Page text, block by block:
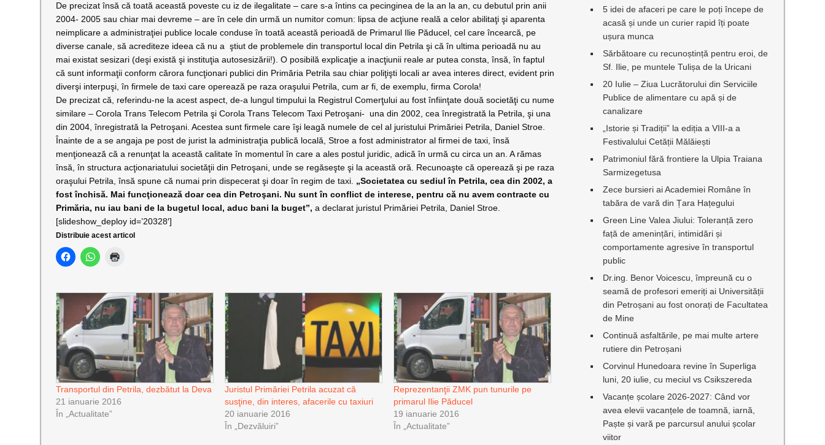
De precizat însă că toată această poveste cu iz de ilegalitate – care s-a întins ca pecinginea de la an la an, cu debutul prin anii
2004- 2005 sau chiar mai devreme – are în cele din urmă un numitor comun: lipsa de acţiune reală a celor abilitaţi şi aparenta
neimplicare a administraţiei publice locale conduse în toată această perioadă de Primarul Ilie Păducel, cel careîncearcă, pe
diverse canale, să acrediteze ideea că nu a ştiut de problemele din transportul local din Petrila şi că în ultima perioadă nu au
mai existat sesizari (deşi există şi instituţia autosesizării!). O posibilă explicaţie a inacţiunii reale ar putea consta, însă, în faptul
că sunt informaţii conform cărora funcţionari publici din Primăria Petrila sau chiar poliţişti locali ar avea interes direct, evident prin
diverşi interpuşi, în firmele de taxi care operează pe raza oraşului Petrila, cum ar fi, de exemplu, firma Corola!
De precizat că, referindu-ne la acest aspect, de-a lungul timpului la Registrul Comerţului au fost înfiinţate două societăţi cu nume
similare – Corola Trans Telecom Petrila şi Corola Trans Telecom Taxi Petroşani-
una din 2002, cea înregistrată la Petrila, şi una
din 2004, înregistrată la Petroşani. Acestea sunt firmele care îşi leagă numele de cel al juristului Primăriei Petrila, Daniel Stroe.
Înainte de a se angaja pe post de jurist la administraţia publică locală, Stroe a fost administrator al firmei de taxi, însă
menţionează că a renunţat la această calitate în momentul în care a ales postul juridic, adică în urmă cu circa un an. A rămas
însă, în structura acţionariatului societăţii din Petroşani, unde se regăseşte şi la această oră. Recunoaşte că operează şi pe raza
oraşului Petrila, însă spune că numai prin dispecerat şi doar în regim de taxi. „Societatea cu sediul în Petrila, cea din 2002, a
fost închisă. Mai funcţionează doar cea din Petroşani. Nu sunt în conflict de interese, pentru că nu avem contracte cu
Primăria, nu iau bani de la bugetul local, aduc bani la buget”, a declarat juristul Primăriei Petrila, Daniel Stroe.
[slideshow_deploy id=’20328′]
Distribuie acest articol
Transportul din Petrila, dezbătut la Deva
21 ianuarie 2016
În „Actualitate”
Juristul Primăriei Petrila acuzat că
susţine, din interes, afacerile cu taxiuri
20 ianuarie 2016
În „Dezvăluiri”
Reprezentanţii ZMK pun tunurile pe
primarul Ilie Păducel
19 ianuarie 2016
În „Actualitate”
5 idei de afaceri pe care le poți începe de
acasă și unde un curier rapid îți poate
ușura munca
Sărbătoare cu recunoștință pentru eroi, de
Sf. Ilie, pe muntele Tulișa de la Uricani
20 Iulie – Ziua Lucrătorului din Serviciile
Publice de alimentare cu apă și de
canalizare
„Istorie și Tradiții” la ediția a VIII-a a
Festivalului Cetății Mălăiești
Patrimoniul fără frontiere la Ulpia Traiana
Sarmizegetusa
Zece bursieri ai Academiei Române în
tabăra de vară din Țara Hațegului
Green Line Valea Jiului: Toleranță zero
față de amenințări, intimidări și
comportamente agresive în transportul
public
Dr.ing. Benor Voicescu, împreună cu o
seamă de profesori emeriți ai Universității
din Petroșani au fost onorați de Facultatea
de Mine
Continuă asfaltările, pe mai multe artere
rutiere din Petroșani
Corvinul Hunedoara revine în Superliga
luni, 20 iulie, cu meciul vs Csikszereda
Vacanțe școlare 2026-2027: Când vor
avea elevii vacanțele de toamnă, iarnă,
Paște și vară pe parcursul anului școlar
viitor